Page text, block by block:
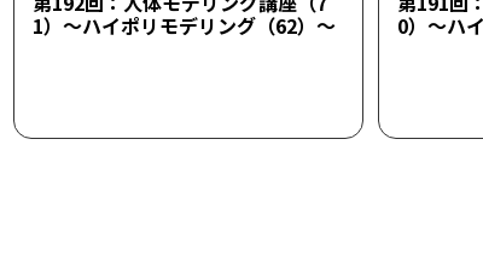
1）～ハイポリモデリング（62）～ 0）～ハ